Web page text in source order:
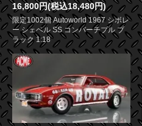
16,800円(税込18,480円)
限定1002個 Autoworld 1967 シボレ
ー シェベル SS コンバーチブル ブ
ラック 1:18